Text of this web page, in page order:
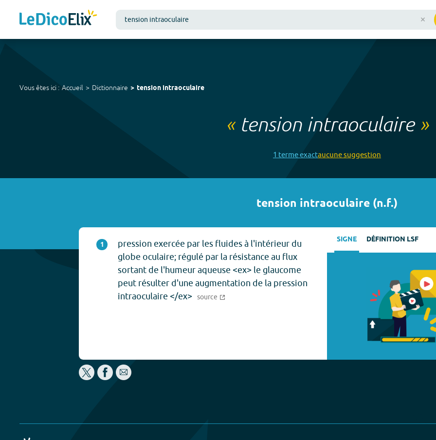
Vous êtes ici : Accueil Dictionnaire tension intraoculaire
« tension intraoculaire»
1 termeexactaucunesuggestion
tension intraoculaire (n.f.)
1
pression exercée par les fluides à l'intérieur du
globe oculaire; régulé par la résistance au flux
sortant de l'humeur aqueuse <ex> le glaucome
peut résulter d'une augmentation de la pression
intraoculaire </ex> source
SIGNE DÉFINITION LSF